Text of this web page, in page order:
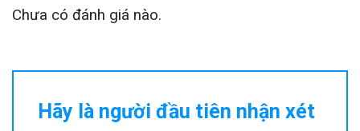
Chưa có đánh giá nào.
Hãy là người đầu tiên nhận xét